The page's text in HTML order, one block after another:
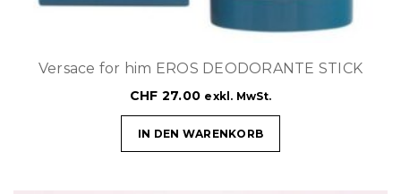
Versace for him EROS DEODORANTE STICK
CHF 27.00 exkl. MwSt.
IN DEN WARENKORB